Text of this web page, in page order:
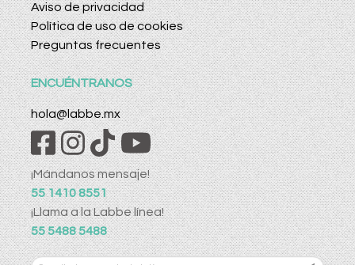
Aviso de privacidad
Política de uso de cookies
Preguntas frecuentes
ENCUÉNTRANOS
hola@labbe.mx
¡Mándanos mensaje!
55 1410 8551
¡Llama a la Labbe línea!
55 5488 5488